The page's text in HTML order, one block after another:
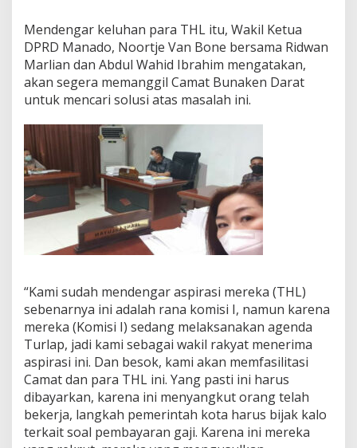
Mendengar keluhan para THL itu, Wakil Ketua
DPRD Manado, Noortje Van Bone bersama Ridwan
Marlian dan Abdul Wahid Ibrahim mengatakan,
akan segera memanggil Camat Bunaken Darat
untuk mencari solusi atas masalah ini.
“Kami sudah mendengar aspirasi mereka (THL)
sebenarnya ini adalah rana komisi I, namun karena
mereka (Komisi I) sedang melaksanakan agenda
Turlap, jadi kami sebagai wakil rakyat menerima
aspirasi ini. Dan besok, kami akan memfasilitasi
Camat dan para THL ini. Yang pasti ini harus
dibayarkan, karena ini menyangkut orang telah
bekerja, langkah pemerintah kota harus bijak kalo
terkait soal pembayaran gaji. Karena ini mereka